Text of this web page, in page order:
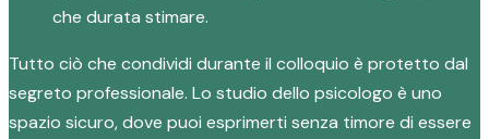
che durata stimare.
Tutto ciò che condividi durante il colloquio è protetto dal
segreto professionale. Lo studio dello psicologo è uno
spazio sicuro, dove puoi esprimerti senza timore di essere